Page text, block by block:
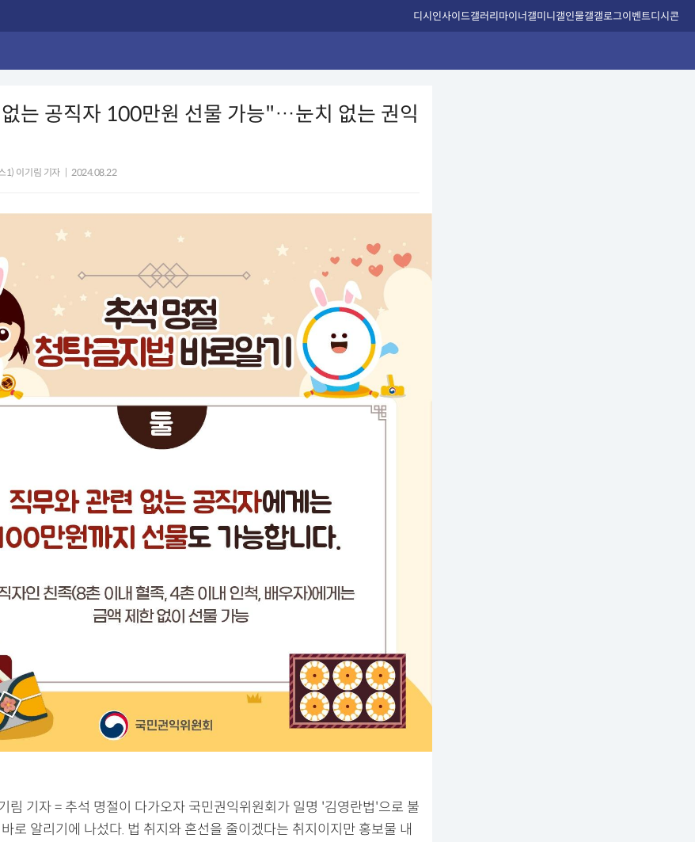
디시인사이드갤러리마이너갤미니갤인물갤갤로그이벤트디시콘
는 공직자 100만원 선물 가능"…눈치 없는 권익
1) 이기림 기자 2024.08.22
림 기자 = 추석 명절이 다가오자 국민권익위원회가 일명 '김영란법'으로 불
로 알리기에 나섰다. 법 취지와 혼선을 줄이겠다는 취지이지만 홍보물 내